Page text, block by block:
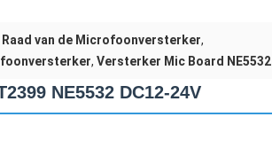
van de Microfoonversterker,
, Versterker Mic Board NE5532
NE5532 DC12-24V